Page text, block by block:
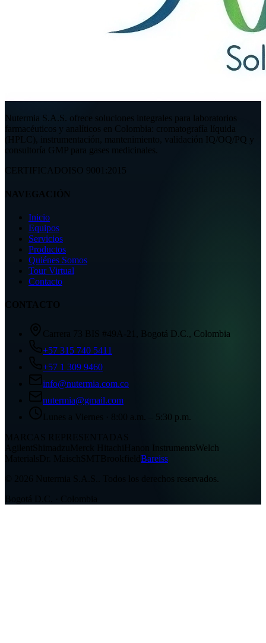
Nutermia S.A.S. ofrece soluciones integrales para laboratorios
farmacéuticos y analíticos en Colombia: cromatografía líquida
(HPLC), instrumentación, mantenimiento, validación IQ/OQ/PQ y
consultoría GMP para gases medicinales.
CERTIFICADOISO 9001:2015
NAVEGACIÓN
Inicio
Equipos
Servicios
Productos
Quiénes Somos
Tour Virtual
Contacto
CONTACTO
Carrera 73 BIS #49A-21, Bogotá D.C., Colombia
+57 315 740 5411
+57 1 309 9460
info@nutermia.com.co
nutermia@gmail.com
Lunes a Viernes · 8:00 a.m. – 5:30 p.m.
Hanon InstrumentsWelch
Bareiss
Todos los derechos reservados.